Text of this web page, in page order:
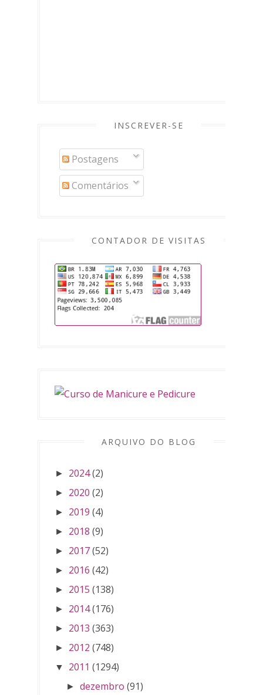
INSCREVER-SE
Postagens
Comentários
CONTADOR DE VISITAS
ARQUIVO DO BLOG
► 2024(2)
► 2020 (2)
► 2019 (4)
► 2018 (9)
► 2017(52)
► 2016 (42)
► 2015 (138)
► 2014(176)
► 2013 (363)
► 2012 (748)
▼ 2011 (1294)
►dezembro (91)